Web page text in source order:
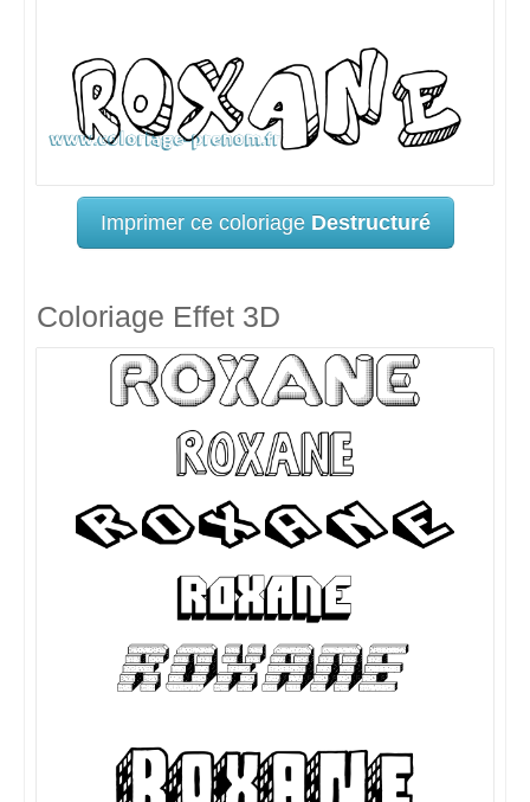
Imprimer ce coloriage Destructuré
Coloriage Effet 3D